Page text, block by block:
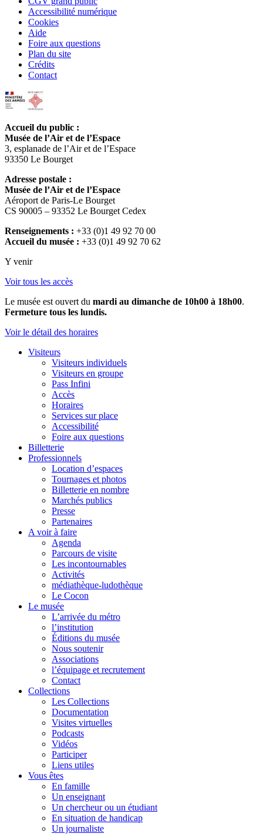
Accessibilité numérique
Cookies
Aide
Foire aux questions
Plan du site
Crédits
Contact
Accueil du public :
Musée de l’Air et de l’Espace
3, esplanade de l’Air et de l’Espace
93350 Le Bourget
Adresse postale :
Musée de l’Air et de l’Espace
Aéroport de Paris-Le Bourget
CS 90005 – 93352 Le Bourget Cedex
Renseignements : +33 (0)1 49 92 70 00
Accueil du musée : +33 (0)1 49 92 70 62
Y venir
Voir tous les accès
Le musée est ouvert du mardi au dimanche de 10h00 à 18h00.
Fermeture tous les lundis.
Voir le détail des horaires
Visiteurs
Visiteurs individuels
Visiteurs en groupe
Pass Infini
Accès
Horaires
Services sur place
Accessibilité
Foire aux questions
Billetterie
Professionnels
Location d’espaces
Tournages et photos
Billetterie en nombre
Marchés publics
Presse
Partenaires
A voir à faire
Agenda
Parcours de visite
Les incontournables
Activités
médiathèque-ludothèque
Le Cocon
Le musée
L’arrivée du métro
l’institution
Éditions du musée
Nous soutenir
Associations
l’équipage et recrutement
Contact
Collections
Les Collections
Documentation
Visites virtuelles
Podcasts
Vidéos
Participer
Liens utiles
Vous êtes
En famille
Un enseignant
Un chercheur ou un étudiant
En situation de handicap
Un journaliste